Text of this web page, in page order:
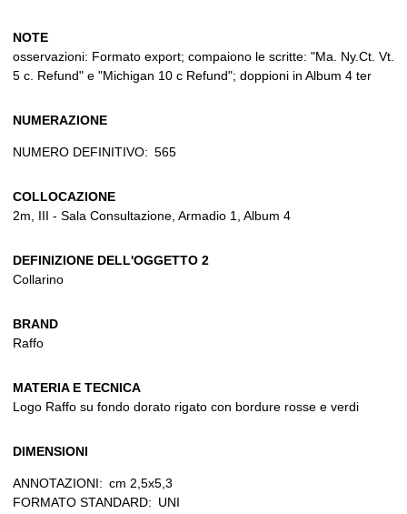
NOTE
osservazioni: Formato export; compaiono le scritte: "Ma. Ny.Ct. Vt.
5 c. Refund" e "Michigan 10 c Refund"; doppioni in Album 4 ter
NUMERAZIONE
NUMERO DEFINITIVO: 565
COLLOCAZIONE
2m, III - Sala Consultazione, Armadio 1, Album 4
DEFINIZIONE DELL'OGGETTO 2
Collarino
BRAND
Raffo
MATERIA E TECNICA
Logo Raffo su fondo dorato rigato con bordure rosse e verdi
DIMENSIONI
ANNOTAZIONI: cm 2,5x5,3
FORMATO STANDARD: UNI